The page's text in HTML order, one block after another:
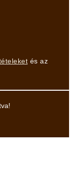
és az